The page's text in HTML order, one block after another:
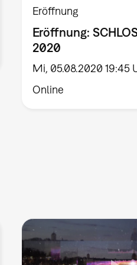
Eröffnung
Eröffnung:
2020
Mi, 05.08.2020 19:45
Online